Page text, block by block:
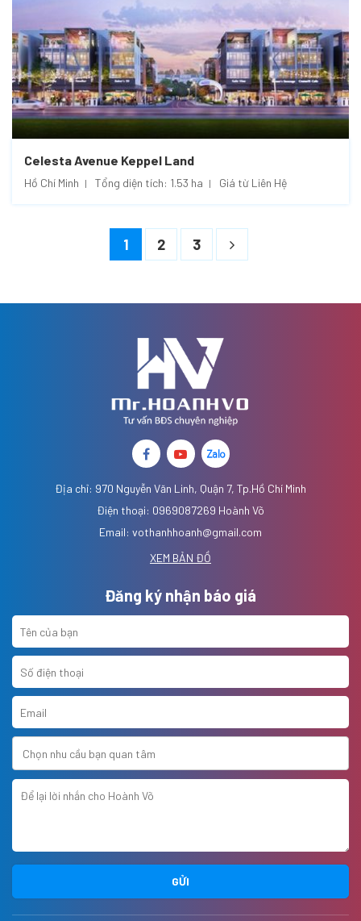
Celesta Avenue Keppel Land
Hồ Chí Minh Tổng diện tích: 1.53 ha Giá từ Liên Hệ
1 2 3
Địa chỉ: 970 Nguyễn Văn Linh, Quận 7, Tp.Hồ Chí Minh
Điện thoại: 0969087269 Hoành Võ
Email: vothanhhoanh@gmail.com
XEM BẢN ĐỒ
Đăng ký nhận báo giá
GỬI